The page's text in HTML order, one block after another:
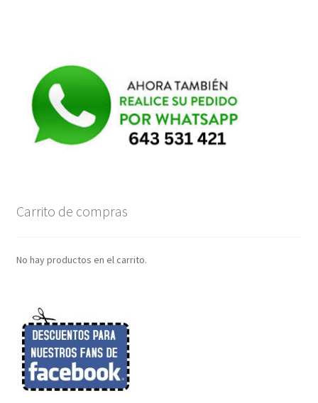
Carrito de compras
No hay productos en el carrito.